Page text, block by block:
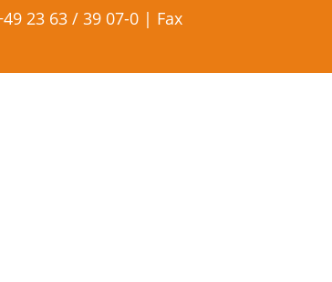
23 63 / 39 07-0 | Fax